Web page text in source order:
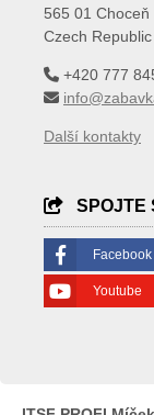
565 01 Choceň
Czech Republic
+420 777
Další kontakty
SPOJTE
Facebook
Youtube